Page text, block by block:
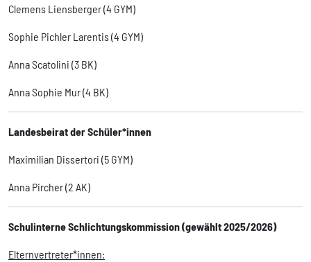
Clemens Liensberger (4 GYM)
Sophie Pichler Larentis (4 GYM)
Anna Scatolini (3 BK)
Anna Sophie Mur (4 BK)
Landesbeirat der Schüler*innen
Maximilian Dissertori (5 GYM)
Anna Pircher (2 AK)
Schulinterne Schlichtungskommission (gewählt 2025/2026)
Elternvertreter*innen: